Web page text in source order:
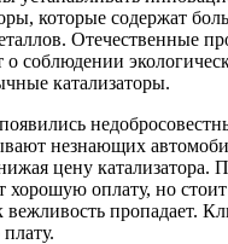
которые содержат
Отечественные
о соблюдении
катализаторы.
незнающих
цену катализатора.
хорошую оплату, но
вежливость пропадает.